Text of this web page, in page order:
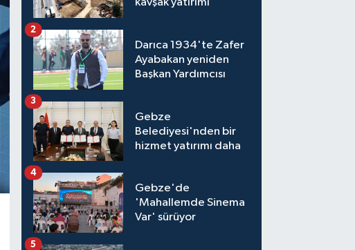
kavşak yatırımı
Darıca 1934'te Zafer
Ayabakan yeniden
Başkan Yardımcısı
2
Gebze
Belediyesi'nden bir
hizmet yatırımı daha
3
Gebze'de
'Mahallemde Sinema
Var' sürüyor
4
5